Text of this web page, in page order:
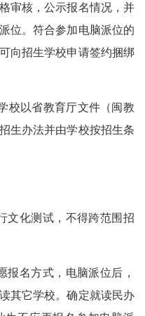
审核，公示报名情况，并
位。符合参加电脑派位的
向招生学校申请签约捆绑
校以省教育厅文件（闽教
生办法并由学校按招生条
文化测试，不得跨范围招
报名方式，电脑派位后，
其它学校。确定就读民办